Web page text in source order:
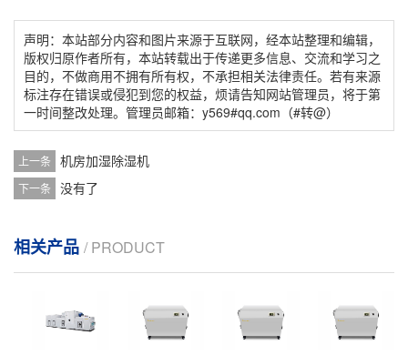
声明：本站部分内容和图片来源于互联网，经本站整理和编辑，
版权归原作者所有，本站转载出于传递更多信息、交流和学习之
目的，不做商用不拥有所有权，不承担相关法律责任。若有来源
标注存在错误或侵犯到您的权益，烦请告知网站管理员，将于第
一时间整改处理。管理员邮箱：y569#qq.com（#转@）
上一条 机房加湿除湿机
下一条 没有了
相关产品 / PRODUCT